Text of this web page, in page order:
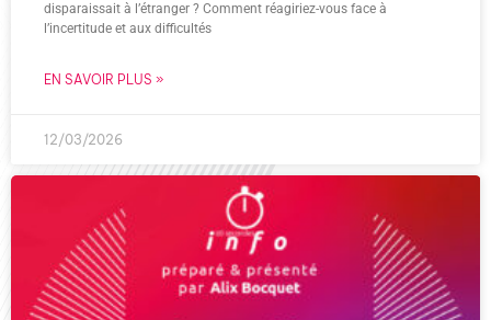
disparaissait à l’étranger ? Comment réagiriez-vous face à
l’incertitude et aux difficultés
EN SAVOIR PLUS »
12/03/2026